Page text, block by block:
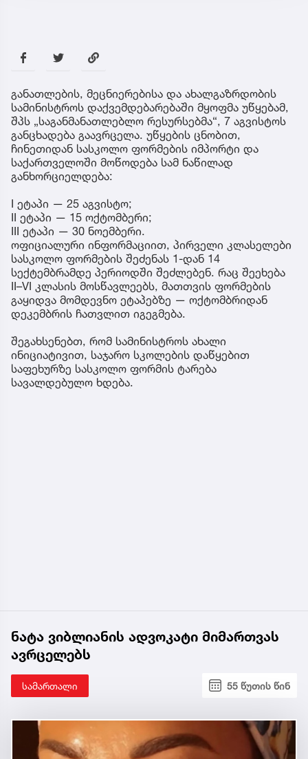
განათლების, მეცნიერებისა და ახალგაზრდობის
სამინისტროს დაქვემდებარებაში მყოფმა უწყებამ,
შპს „საგანმანათლებლო რესურსებმა“, 7 აგვისტოს
განცხადება გაავრცელა. უწყების ცნობით,
ჩინეთიდან სასკოლო ფორმების იმპორტი და
საქართველოში მოწოდება სამ ნაწილად
განხორციელდება:
I ეტაპი — 25 აგვისტო;
II ეტაპი — 15 ოქტომბერი;
III ეტაპი — 30 ნოემბერი.
ოფიციალური ინფორმაციით, პირველი კლასელები
სასკოლო ფორმების შეძენას 1-დან 14
სექტემბრამდე პერიოდში შეძლებენ. რაც შეეხება
II–VI კლასის მოსწავლეებს, მათთვის ფორმების
გაყიდვა მომდევნო ეტაპებზე — ოქტომბრიდან
დეკემბრის ჩათვლით იგეგმება.
შეგახსენებთ, რომ სამინისტროს ახალი
ინიციატივით, საჯარო სკოლების დაწყებით
საფეხურზე სასკოლო ფორმის ტარება
სავალდებულო ხდება.
ნატა ვიბლიანის ადვოკატი მიმართვას
ავრცელებს
სამართალი 55 წუთის წინ